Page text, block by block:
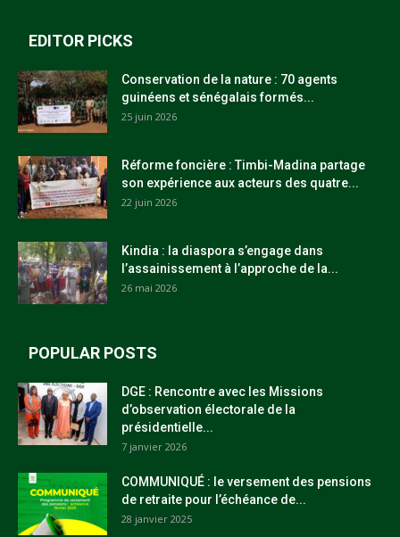
EDITOR PICKS
Conservation de la nature : 70 agents
guinéens et sénégalais formés...
25 juin 2026
Réforme foncière : Timbi-Madina partage
son expérience aux acteurs des quatre...
22 juin 2026
Kindia : la diaspora s’engage dans
l’assainissement à l’approche de la...
26 mai 2026
POPULAR POSTS
DGE : Rencontre avec les Missions
d’observation électorale de la
présidentielle...
7 janvier 2026
COMMUNIQUÉ : le versement des pensions
de retraite pour l’échéance de...
28 janvier 2025